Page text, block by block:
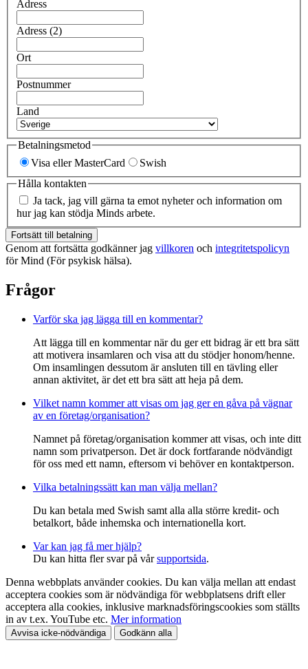
Adress
Adress (2)
Ort
Postnummer
Land
Betalningsmetod
Visa eller MasterCard
Swish
Hålla kontakten
Ja tack, jag vill gärna ta emot nyheter och information om
hur jag kan stödja Minds arbete.
Fortsätt till betalning
Genom att fortsätta godkänner jag villkoren och integritetspolicyn
för Mind (För psykisk hälsa).
Frågor
Varför ska jag lägga till en kommentar?
Att lägga till en kommentar när du ger ett bidrag är ett bra sätt
att motivera insamlaren och visa att du stödjer honom/henne.
Om insamlingen dessutom är ansluten till en tävling eller
annan aktivitet, är det ett bra sätt att heja på dem.
Vilket namn kommer att visas om jag ger en gåva på vägnar
av en företag/organisation?
Namnet på företag/organisation kommer att visas, och inte ditt
namn som privatperson. Det är dock fortfarande nödvändigt
för oss med ett namn, eftersom vi behöver en kontaktperson.
Vilka betalningssätt kan man välja mellan?
Du kan betala med Swish samt alla alla större kredit- och
betalkort, både inhemska och internationella kort.
Var kan jag få mer hjälp?
Du kan hitta fler svar på vårsupportsida.
Denna webbplats använder cookies. Du kan välja mellan att endast
acceptera cookies som är nödvändiga för webbplatsens drift eller
acceptera alla cookies, inklusive marknadsföringscookies som ställts
in av t.ex. YouTube etc. Mer information
Avvisa icke-nödvändiga Godkänn alla